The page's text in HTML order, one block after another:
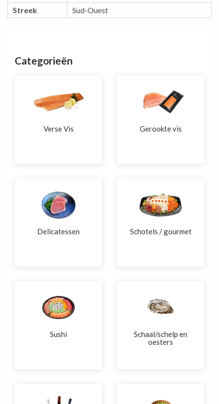
Streek
Sud-Ouest
Categorieën
Verse Vis Gerookte vis
Delicatessen Schotels / gourmet
Sushi
Schaal/schelp en
oesters